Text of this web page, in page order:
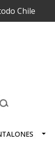
Chile